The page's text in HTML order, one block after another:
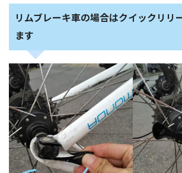
リムブレーキ車の場合はクイックリリ
ます